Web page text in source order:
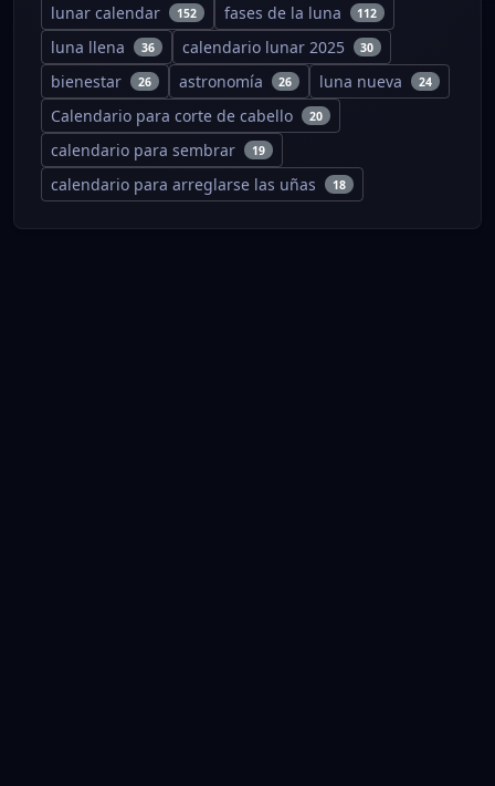
lunar calendar 152 fases de la luna 112
luna llena 36 calendario lunar 2025 30
bienestar 26 astronomía 26 luna nueva 24
Calendario para corte de cabello 20
calendario para sembrar 19
calendario para arreglarse las uñas 18